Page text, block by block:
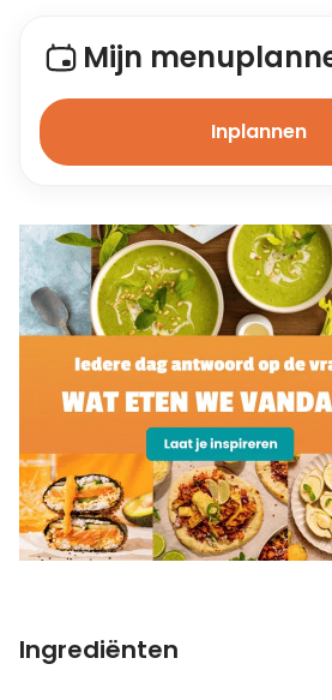
Mijn
Inplannen
Ingrediënten